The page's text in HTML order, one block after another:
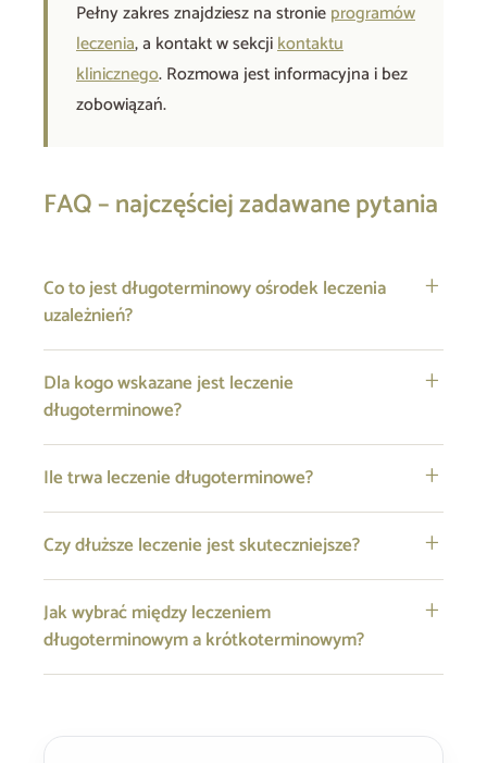
Pełny zakres znajdziesz na stronieprogramów
leczenia, a kontakt w sekcjikontaktu
klinicznego. Rozmowa jest informacyjna i bez
zobowiązań.
FAQ – najczęściej zadawane pytania
Co to jest długoterminowy ośrodek leczenia
uzależnień?
Dla kogo wskazane jest leczenie
długoterminowe?
Ile trwa leczenie długoterminowe?
Czy dłuższe leczenie jest skuteczniejsze?
Jak wybrać między leczeniem
długoterminowym a krótkoterminowym?